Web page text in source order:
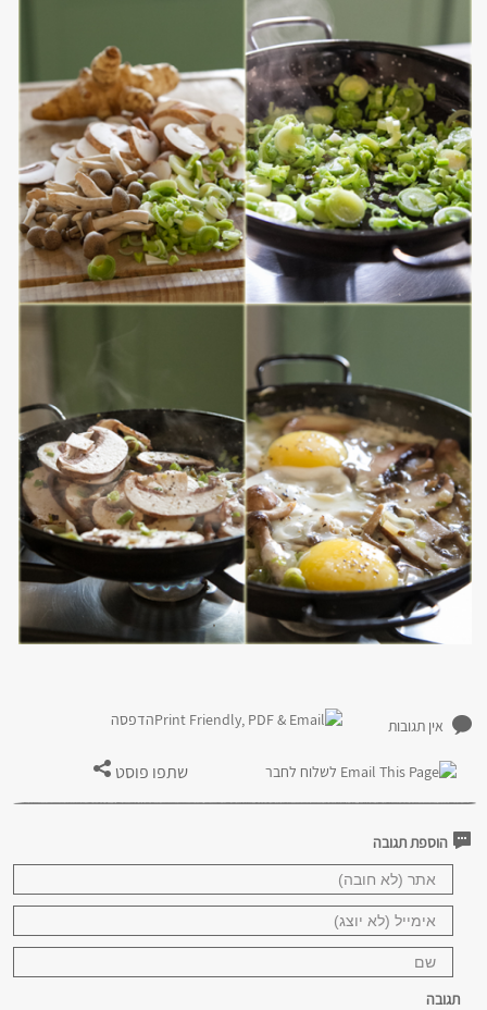
אין תגובות הדפסה
לשלוח לחבר שתפו פוסט
הוספת תגובה
תגובה